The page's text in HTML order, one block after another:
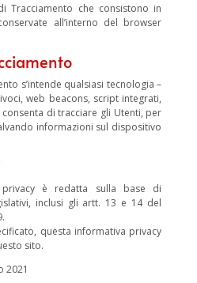
Tracciamento che consistono in
all’interno del browser
s’intende qualsiasi tecnologia –
web beacons, script integrati,
di tracciare gli Utenti, per
informazioni sul dispositivo
privacy è redatta sulla base di
inclusi gli artt. 13 e 14 del
questa informativa privacy
sito.
2021